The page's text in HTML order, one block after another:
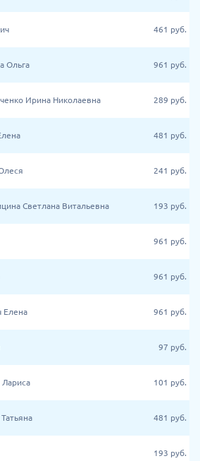
461 руб.
Ольга 961 руб.
Ирина Николаевна 289 руб.
481 руб.
241 руб.
Светлана Витальевна 193 руб.
961 руб.
961 руб.
Елена 961 руб.
97 руб.
Лариса 101 руб.
481 руб.
193 руб.